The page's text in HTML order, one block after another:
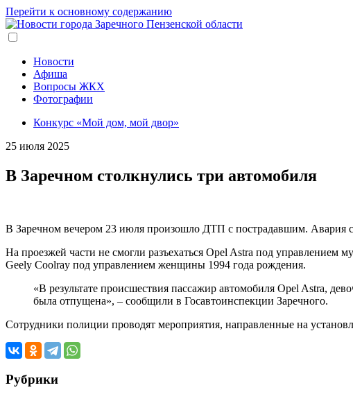
Перейти к основному содержанию
Новости
Афиша
Вопросы ЖКХ
Фотографии
Конкурс «Мой дом, мой двор»
25 июля 2025
В Заречном столкнулись три автомобиля
В Заречном вечером 23 июля произошло ДТП с пострадавшим. Авария
На проезжей части не смогли разъехаться Opel Astra под управлением
Geely Coolray под управлением женщины 1994 года рождения.
«В результате происшествия пассажир автомобиля Opel Astra,
была отпущена», – сообщили в Госавтоинспекции Заречного.
Сотрудники полиции проводят мероприятия, направленные на
Рубрики